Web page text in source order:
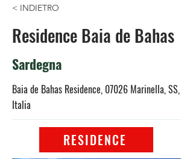
< INDIETRO
Residence Baia de Bahas
Sardegna
Baia de Bahas Residence, 07026 Marinella, SS,
Italia
RESIDENCE